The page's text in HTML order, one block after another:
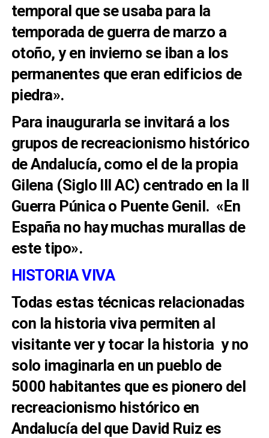
temporal que se usaba para la
temporada de guerra de marzo a
otoño, y en invierno se iban a los
permanentes que eran edificios de
piedra».
Para inaugurarla se invitará a los
grupos de recreacionismo histórico
de Andalucía, como el de la propia
Gilena (Siglo III AC) centrado en la II
Guerra Púnica o Puente Genil. «En
España no hay muchas murallas de
este tipo».
HISTORIA VIVA
Todas estas técnicas relacionadas
con la historia viva permiten al
visitante ver y tocar la historia y no
solo imaginarla en un pueblo de
5000 habitantes que es pionero del
recreacionismo histórico en
Andalucía del que David Ruiz es